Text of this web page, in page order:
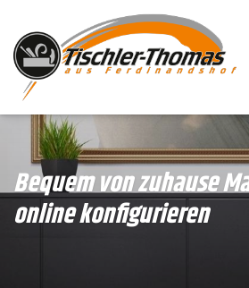
Bequem von zuhause
online konfigurieren